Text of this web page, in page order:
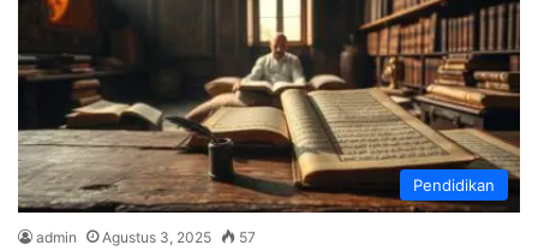
Pendidikan
admin Agustus 3, 2025 57